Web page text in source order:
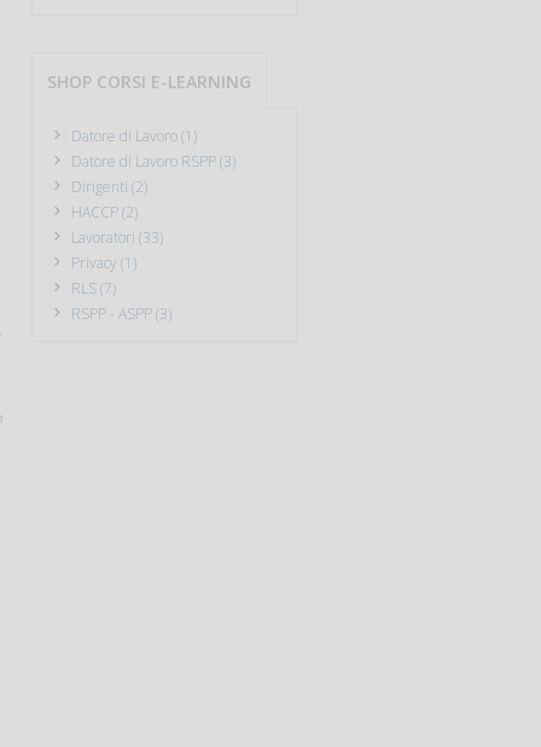
SHOP CORSI E-LEARNING
Datore di Lavoro (1)
Datore di Lavoro RSPP (3)
Dirigenti (2)
HACCP (2)
Lavoratori (33)
Privacy (1)
RLS (7)
RSPP - ASPP (3)